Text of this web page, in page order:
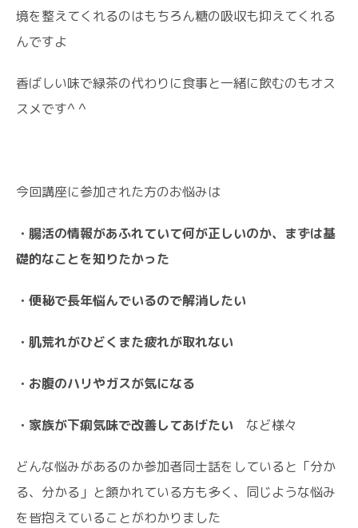
境を整えてくれるのはもちろん糖の吸収も抑えてくれる
んですよ
香ばしい味で緑茶の代わりに食事と一緒に飲むのもオス
スメです^ ^
今回講座に参加された方のお悩みは
・腸活の情報があふれていて何が正しいのか、まずは基
礎的なことを知りたかった
・便秘で長年悩んでいるので解消したい
・肌荒れがひどくまた疲れが取れない
・お腹のハリやガスが気になる
・家族が下痢気味で改善してあげたい など様々
どんな悩みがあるのか参加者同士話をしていると「分か
る、分かる」と頷かれている方も多く、同じような悩み
を皆抱えていることがわかりました